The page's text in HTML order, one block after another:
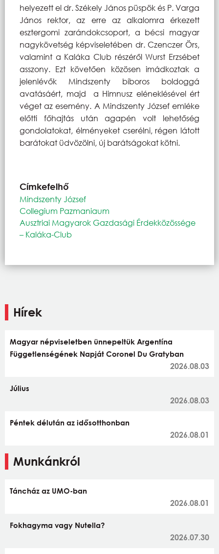
helyezett el dr. Székely János püspök és P. Varga
János rektor, az erre az alkalomra érkezett
esztergomi zarándokcsoport, a bécsi magyar
nagykövetség képviseletében dr. Czenczer Örs,
valamint a Kaláka Club részéről Wurst Erzsébet
asszony. Ezt követően közösen imádkoztak a
jelenlévők Mindszenty bíboros boldoggá
avatásáért, majd a Himnusz eléneklésével ért
véget az esemény. A Mindszenty József emléke
előtti főhajtás után agapén volt lehetőség
gondolatokat, élményeket cserélni, régen látott
barátokat üdvözölni, új barátságokat kötni.
Címkefelhő
Mindszenty József
Collegium Pazmaniaum
Ausztriai Magyarok Gazdasági Érdekközössége
– Kaláka-Club
Hírek
Magyar népviseletben ünnepeltük Argentína
Függetlenségének Napját Coronel Du Gratyban
2026.08.03
Július
2026.08.03
Péntek délután az idősotthonban
2026.08.01
Munkánkról
Táncház az UMO-ban
2026.08.01
Fokhagyma vagy Nutella?
2026.07.30